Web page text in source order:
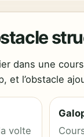
dans une
et l’obstacle
volte